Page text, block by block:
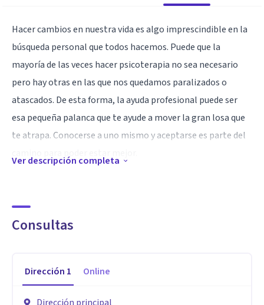
Hacer cambios en nuestra vida es algo imprescindible en la
búsqueda personal que todos hacemos. Puede que la
mayoría de las veces hacer psicoterapia no sea necesario
pero hay otras en las que nos quedamos paralizados o
atascados. De esta forma, la ayuda profesional puede ser
esa pequeña palanca que te ayude a mover la gran losa que
te atrapa. Conocerse a uno mismo y aceptarse es parte del
diálogo, además de la confianza y el apoyo, es el camino
para poder identificar qué es lo que sucede, qué sentido
Además, creo que los verdaderos cambios tienen que partir
Ver descripción completa
Consultas
Dirección 1 Online